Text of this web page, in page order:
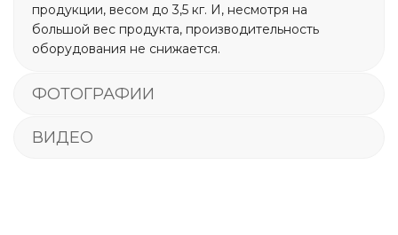
продукции, весом до 3,5 кг. И, несмотря на
большой вес продукта, производительность
оборудования не снижается.
ФОТОГРАФИИ
ВИДЕО